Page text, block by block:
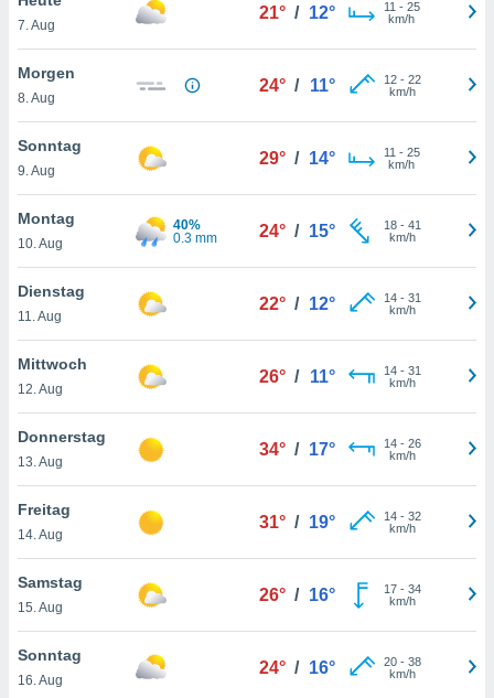
oder
Partner
es uns
das
der
Profil zu
Ihnen
finden
. Sie
jederzeit
Rand
7. Aug
21° / 12° 11 - 25
km/h
Morgen
8. Aug
24° / 11° 12- 22
km/h
Sonntag
9. Aug
29° / 14° 11 - 25
km/h
Montag
10. Aug
40%
0.3 mm
24° / 15° 18- 41
km/h
Dienstag
11. Aug
22° / 12° 14- 31
km/h
Mittwoch
12. Aug
26° / 11° 14- 31
km/h
Donnerstag
13. Aug
34° / 17° 14- 26
km/h
Freitag
14. Aug
31° / 19° 14- 32
km/h
Samstag
15. Aug
26° / 16° 17- 34
km/h
Sonntag
16. Aug
24° / 16° 20- 38
km/h